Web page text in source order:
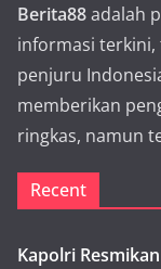
Berita88adalah
informasi terkini,
penjuru
memberikan
ringkas, namun
Recent
Kapolri